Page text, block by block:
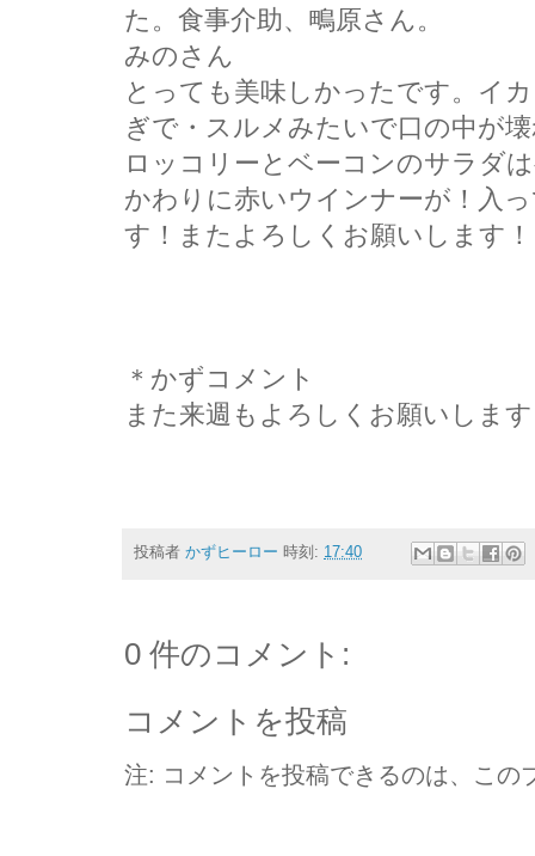
た。食事介助、鴫原さん。
みのさん
とっても美味しかったです。イ
ぎで・スルメみたいで口の中が
ロッコリーとベーコンのサラダ
かわりに赤いウインナーが！入
す！またよろしくお願いします
＊かずコメント
また来週もよろしくお願いしま
投稿者 かずヒーロー 時刻: 17:40
0 件のコメント:
コメントを投稿
注: コメントを投稿できるのは、この